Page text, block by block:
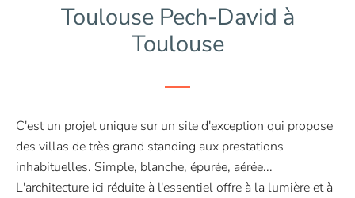
Toulouse Pech-David à
Toulouse
C'est un projet unique sur un site d'exception qui propose
des villas de très grand standing aux prestations
inhabituelles. Simple, blanche, épurée, aérée...
L'architecture ici réduite à l'essentiel offre à la lumière et à